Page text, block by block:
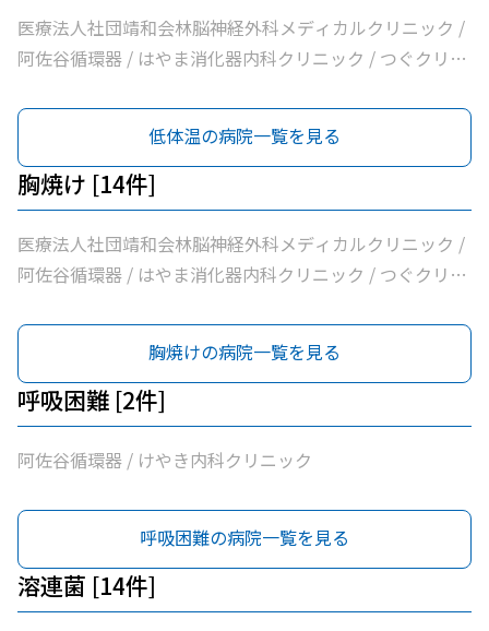
医療法人社団靖和会林脳神経外科メディカルクリニック /
阿佐谷循環器 / はやま消化器内科クリニック / つぐクリニ
人社団昇陽会阿佐谷すずき診療所 / 長沼内科 / 医療法人社
団明笙会たけうち内科 / 医療法人社団成宗診療所 / 今関医
院 / 医療法人社団蘭松会蘭松医院 / 医療法人社団成東会松
浦整形外科内科 / シャレール荻窪前やすだクリニック
低体温の病院一覧を見る
胸焼け [14件]
医療法人社団靖和会林脳神経外科メディカルクリニック /
阿佐谷循環器 / はやま消化器内科クリニック / つぐクリニ
人社団昇陽会阿佐谷すずき診療所 / 長沼内科 / 医療法人社
団明笙会たけうち内科 / 医療法人社団成宗診療所 / 今関医
院 / 医療法人社団蘭松会蘭松医院 / 医療法人社団成東会松
浦整形外科内科 / シャレール荻窪前やすだクリニック
胸焼けの病院一覧を見る
呼吸困難 [2件]
阿佐谷循環器 / けやき内科クリニック
呼吸困難の病院一覧を見る
溶連菌 [14件]